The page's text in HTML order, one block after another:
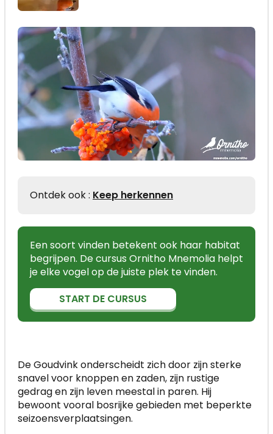
Ontdek ook : Keep herkennen
Een soort vinden betekent ook haar habitat
begrijpen. De cursus Ornitho Mnemolia helpt
je elke vogel op de juiste plek te vinden.
START DE CURSUS
De Goudvink onderscheidt zich door zijn sterke
snavel voor knoppen en zaden, zijn rustige
gedrag en zijn leven meestal in paren. Hij
bewoont vooral bosrijke gebieden met beperkte
seizoensverplaatsingen.